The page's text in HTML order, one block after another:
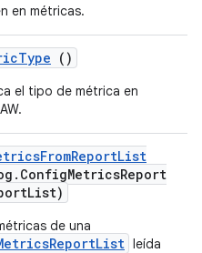
en métricas.
Type ()
el tipo de métrica en
FromReportList
. ConfigMetricsReport
List)
de una
leída